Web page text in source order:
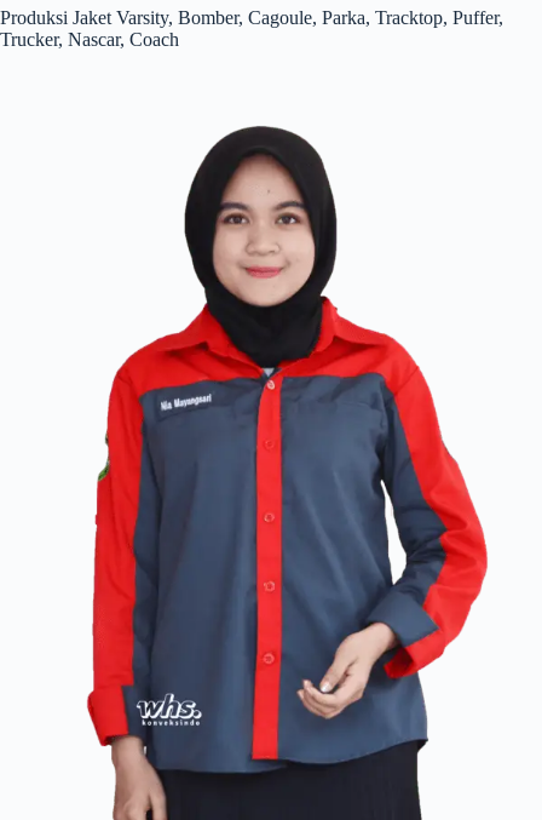
Produksi Jaket Varsity, Bomber, Cagoule, Parka, Tracktop, Puffer,
Trucker, Nascar, Coach